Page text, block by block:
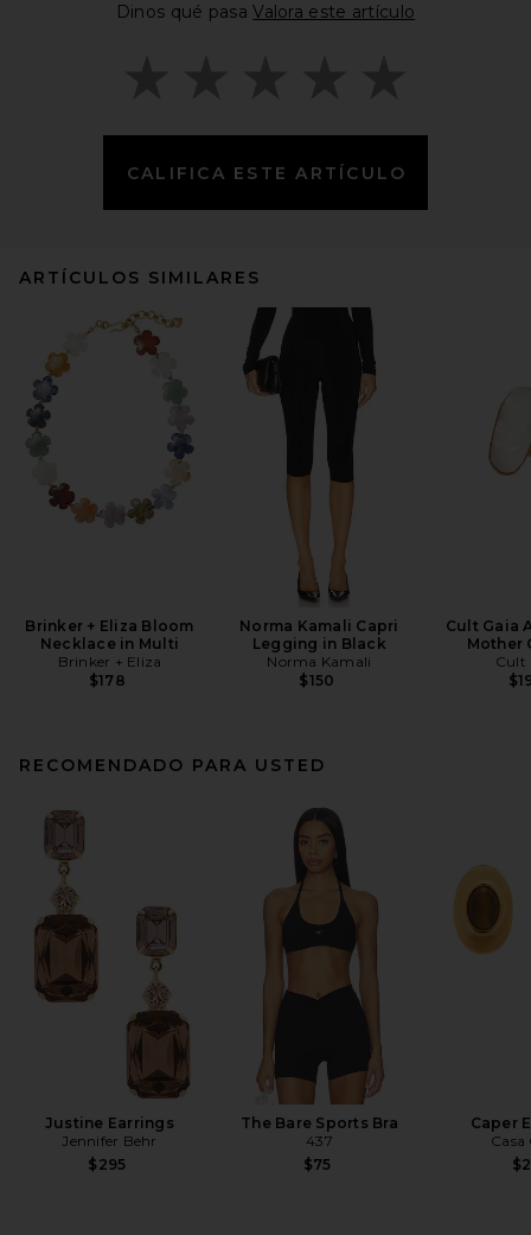
Dinos qué pasaValora este artículo
CALIFICA ESTE ARTÍCULO
ARTÍCULOS SIMILARES
Brinker + Eliza Bloom
Necklace in Multi
Brinker + Eliza
$178
Norma Kamali Capri
Legging in Black
Norma Kamali
$150
Cult Gaia
Mother
Cult
RECOMENDADO PARA USTED
Justine Earrings
Jennifer Behr
$295
The Bare Sports Bra
437
$75
Caper
Casa